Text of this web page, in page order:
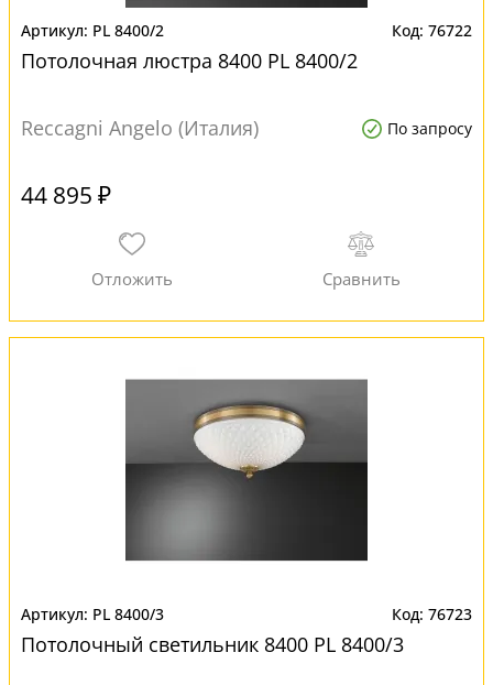
PL 8400/2 76722
Потолочная люстра 8400 PL 8400/2
Reccagni Angelo (Италия) По запросу
44 895 ₽
PL 8400/3 76723
Потолочный светильник 8400 PL 8400/3